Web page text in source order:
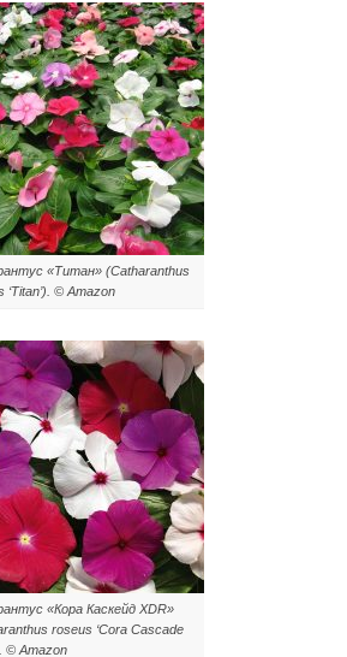
«Титан» (Catharanthus
‘Titan’). © Amazon
«Кора Каскейд XDR»
roseus ‘Cora Cascade
© Amazon